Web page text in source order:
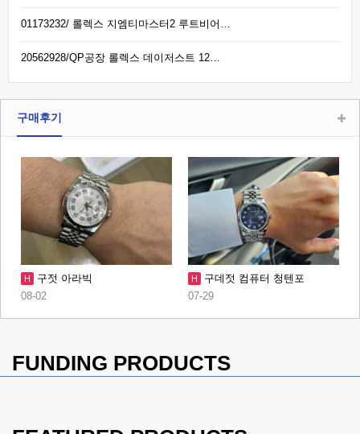
01173232/ 롤렉스 지엠티마스터2 루트비어…
20562928/QP공장 롤렉스 데이저스트 12…
구매후기
H
구젓 아라빅
08-02
H
구데젓 컴퓨터 청텐포
07-29
FUNDING PRODUCTS